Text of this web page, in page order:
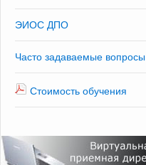
ЭИОС ДПО
Часто задаваемые вопросы
Стоимость обучения